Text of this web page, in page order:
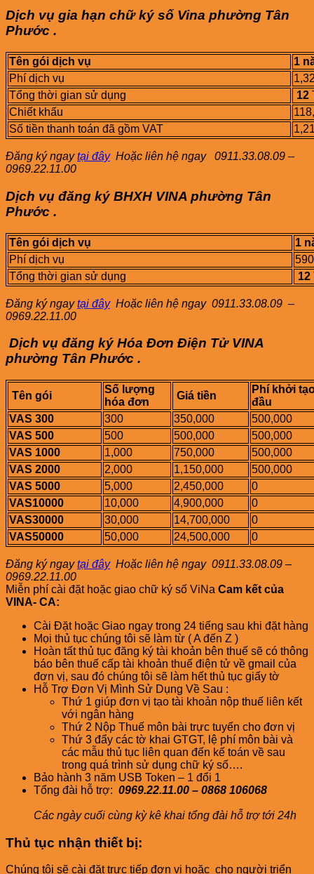
Dịch vụ gia hạn chữ ký số Vina phường Tân
Phước .
Tên gói dịch vụ
1
Phí dịch vụ
Tổng thời gian sử dụng
12
Chiết khấu
Số tiền thanh toán đã gồm VAT
Đăng ký ngaytại đâyHoặc liên hệ ngay
0911.33.08.09 –
0969.22.11.00
Dịch vụ đăng ký BHXH VINA phường Tân
Phước .
Tên gói dịch vụ
1
Phí dịch vụ
Tổng thời gian sử dụng
12
Đăng ký ngaytại đâyHoặc liên hệ ngay0911.33.08.09 –
0969.22.11.00
Dịch vụ đăng ký Hóa Đơn Điện Tử VINA
phường Tân Phước .
Tên gói
Số lượng
hóa đơn
Giá tiền
Phí khởi
đầu
VAS 300
300 350,000
500,000
VAS 500
500 500,000
500,000
VAS 1000
1,000 750,000
500,000
VAS 2000
2,000 1,150,000
500,000
VAS 5000
5,000 2,450,000
0
VAS10000
10,000 4,900,000
0
VAS30000
30,000 14,700,000
0
VAS50000
50,000 24,500,000 0
Đăng ký ngaytại đâyHoặc liên hệ ngay 0911.33.08.09 –
0969.22.11.00
Miễn phí cài đặt hoặc giao chữ ký số ViNa Cam kết của
VINA- CA:
Cài Đặt hoặc Giao ngay trong 24 tiếng sau khi đặt hàng
Mọi thủ tục chúng tôi sẽ làm từ ( A đến Z )
Hoàn tất thủ tục đăng ký tài khoản bên thuế sẽ có thông
báo bên thuế cấp tài khoản thuế điện tử về gmail của
đơn vị, sau đó chúng tôi sẽ làm hết thủ tục giấy tờ
Hỗ Trợ Đơn Vị Mình Sử Dụng Về Sau :
Thứ 1 giúp đơn vị tạo tài khoản nộp thuế liên kết
với ngân hàng
Thứ 2 Nộp Thuế môn bài trực tuyến cho đơn vị
Thứ 3 đẩy các tờ khai GTGT, lệ phí môn bài và
các mẫu thủ tục liên quan đến kế toán về sau
trong quá trình sử dụng chữ ký số….
Bảo hành 3 năm USB Token – 1 đổi 1
Tổng đài hỗ trợ: 0969.22.11.00 – 0868 106068
Các ngày cuối cùng kỳ kê khai tổng đài hỗ trợ tới 24h
Thủ tục nhận thiết bị:
Chúng tôi sẽ cài đặt trực tiếp đơn vị hoặc cho người triển